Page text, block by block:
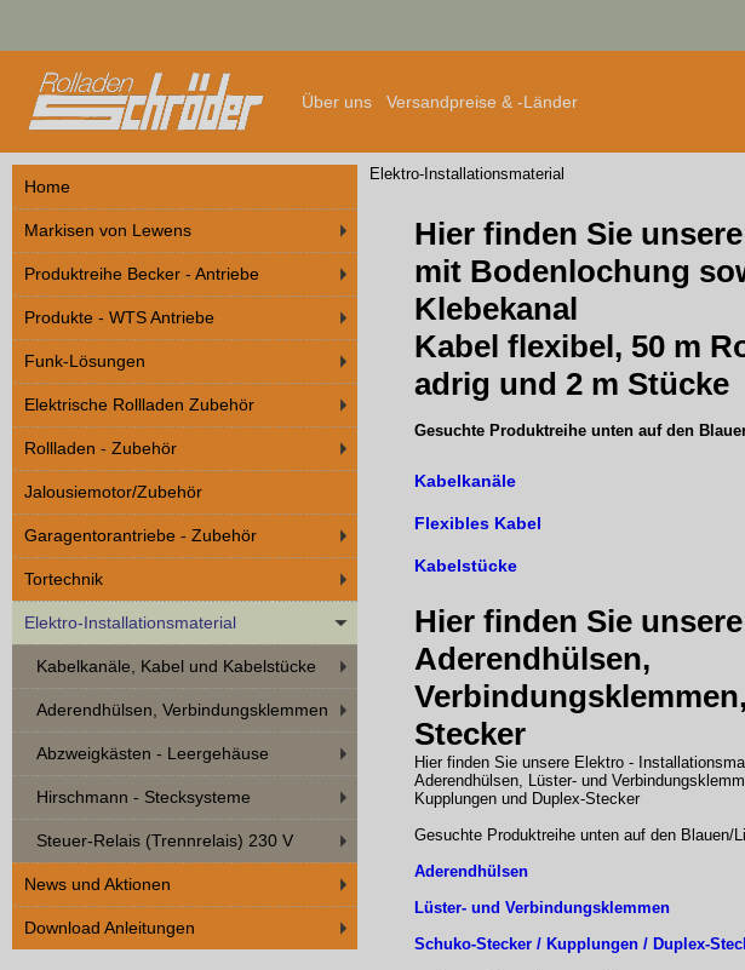
Über uns Versandpreise & -Länder
Home
Markisen von Lewens
Produktreihe Becker - Antriebe
Produkte - WTS Antriebe
Funk-Lösungen
Elektrische Rollladen Zubehör
Rollladen - Zubehör
Jalousiemotor/Zubehör
Garagentorantriebe - Zubehör
Tortechnik
Elektro-Installationsmaterial
Kabelkanäle, Kabel und Kabelstücke
Aderendhülsen, Verbindungsklemmen
Abzweigkästen - Leergehäuse
Hirschmann - Stecksysteme
Steuer-Relais (Trennrelais) 230 V
News und Aktionen
Download Anleitungen
Elektro-Installationsmaterial
Hier finden Sie
mit Bodenlochung
Klebekanal
Kabel flexibel, 50 m
adrig und 2 m Stücke
Gesuchte Produktreihe unten auf den
Kabelkanäle
Flexibles Kabel
Kabelstücke
Hier finden Sie unsere
Aderendhülsen,
Stecker
Hier finden Sie unsere Elektro -
Aderendhülsen, Lüster- und
Kupplungen und Duplex-Stecker
Gesuchte Produktreihe unten auf den
Aderendhülsen
Lüster- und Verbindungsklemmen
Schuko-Stecker / Kupplungen / Duplex-